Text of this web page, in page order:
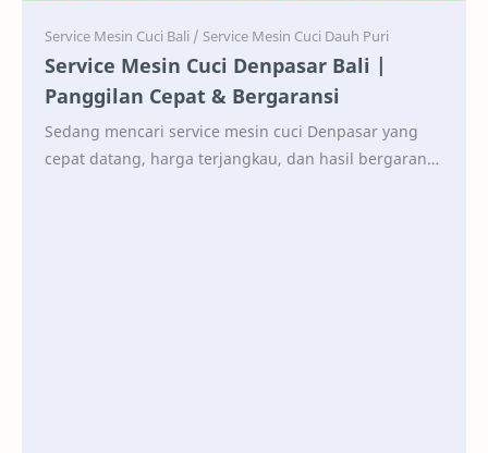
Service Service
Service Mesin Cuci Denpasar Bali |
Panggilan Cepat & Bergaransi
Sedang mencari service mesin cuci Denpasar yang
cepat datang, harga terjangkau, dan hasil bergaransi